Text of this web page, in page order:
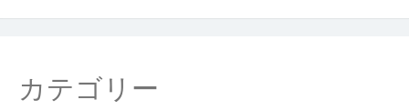
カテゴリー